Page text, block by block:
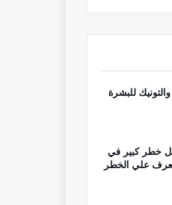
للبشرة
خطر كبير في
علي الخطر